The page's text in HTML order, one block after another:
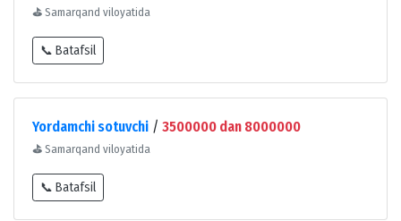
⛳ Samarqand viloyatida
📞 Batafsil
Yordamchi sotuvchi / 3500000 dan 8000000
⛳ Samarqand viloyatida
📞 Batafsil